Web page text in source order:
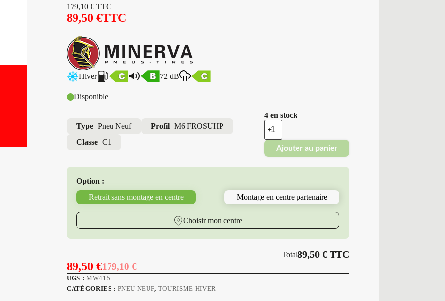
179,10€TTC
89,50€TTC
Hiver 72 dB
Disponible
Type Pneu Neuf Profil M6 FROSUHP
Classe C1
4 en stock
quantité
de
Minerva
Pneus
Neufs
99
V
Ajouter au panier
Option :
Retrait sans montage en centre
Montage en centre partenaire
Choisir mon centre
Total89,50 €TTC
179,10€
Le
prix
89,50€Le
prix
UGS : MW415
CATÉGORIES : PNEU NEUF, TOURISME HIVER